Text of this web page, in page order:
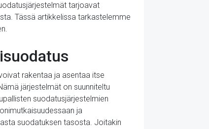
tarjoavat
Tässä artikkelissa tarkastelemme
rakentaa ja asentaa itse
järjestelmät on suunniteltu
suodatusjärjestelmien
ja
suodatuksen tasosta. Joitakin